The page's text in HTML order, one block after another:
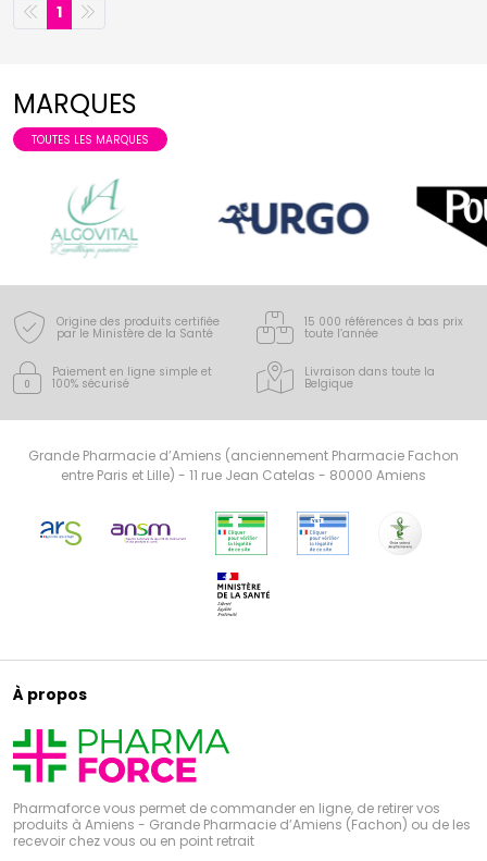
1
MARQUES
TOUTES LES MARQUES
Origine des produits certifiée
par le Ministère de la Santé
15 000 références à bas prix
toute l’année
Paiement en ligne simple et
100% sécurisé
Livraison dans toute la
Belgique
Grande Pharmacie d’Amiens (anciennement Pharmacie Fachon
entre Paris et Lille) - 11 rue Jean Catelas - 80000 Amiens
À propos
Pharmaforce vous permet de commander en ligne, de retirer vos
produits à Amiens - Grande Pharmacie d’Amiens (Fachon) ou de les
recevoir chez vous ou en point retrait